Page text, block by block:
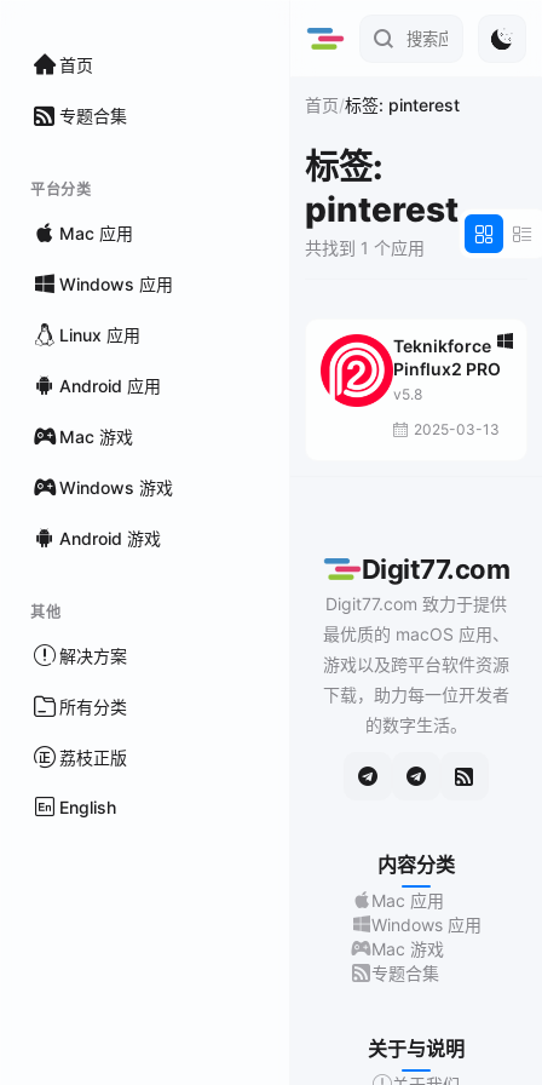
首页
专题合集
平台分类
Mac 应用
Windows 应用
Linux 应用
Android 应用
Mac 游戏
Windows 游戏
Android 游戏
其他
解决方案
所有分类
荔枝正版
English
首页/标签: pinterest
标签:
pinterest
共找到 1 个应用
Teknikforce
Pinflux2 PRO
v5.8
2025-03-13
Digit77.com
Digit77.com 致力于提供
最优质的 macOS 应用、
游戏以及跨平台软件资源
下载，助力每一位开发者
的数字生活。
内容分类
Mac 应用
Windows 应用
Mac 游戏
专题合集
关于与说明